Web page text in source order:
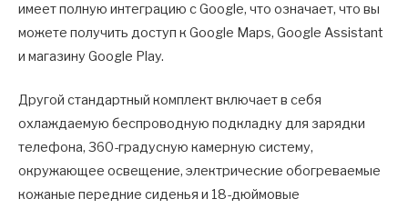
имеет полную интеграцию с Google, что означает, что вы
можете получить доступ к Google Maps, Google Assistant
и магазину Google Play.
Другой стандартный комплект включает в себя
охлаждаемую беспроводную подкладку для зарядки
телефона, 360-градусную камерную систему,
окружающее освещение, электрические обогреваемые
кожаные передние сиденья и 18-дюймовые